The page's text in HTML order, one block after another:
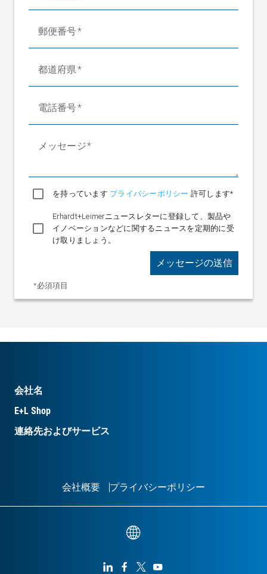
郵便番号
都道府県
電話番号
メッセージ
を持っています プライバシーポリシー 許可します*
Erhardt+Leimerニュースレターに登録して、製品や
イノベーションなどに関するニュースを定期的に受
け取りましょう。
*必須項目
メッセージの送信
会社名
E+L Shop
連絡先およびサービス
会社概要 プライバシーポリシー
   